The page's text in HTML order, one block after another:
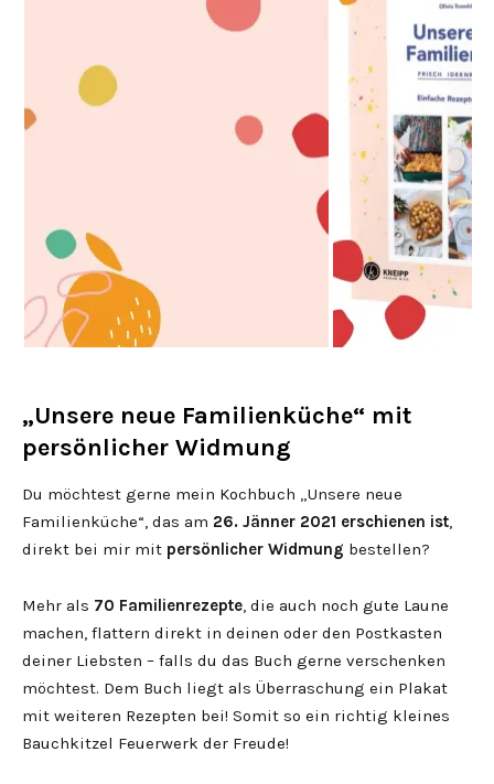
„Unsere neue Familienküche“ mit
persönlicher Widmung
Du möchtest gerne mein Kochbuch „Unsere neue
Familienküche“, das am 26. Jänner 2021 erschienen ist,
direkt bei mir mit persönlicher Widmung bestellen?
Mehr als 70 Familienrezepte, die auch noch gute Laune
machen, flattern direkt in deinen oder den Postkasten
deiner Liebsten – falls du das Buch gerne verschenken
möchtest. Dem Buch liegt als Überraschung ein Plakat
mit weiteren Rezepten bei! Somit so ein richtig kleines
Bauchkitzel Feuerwerk der Freude!